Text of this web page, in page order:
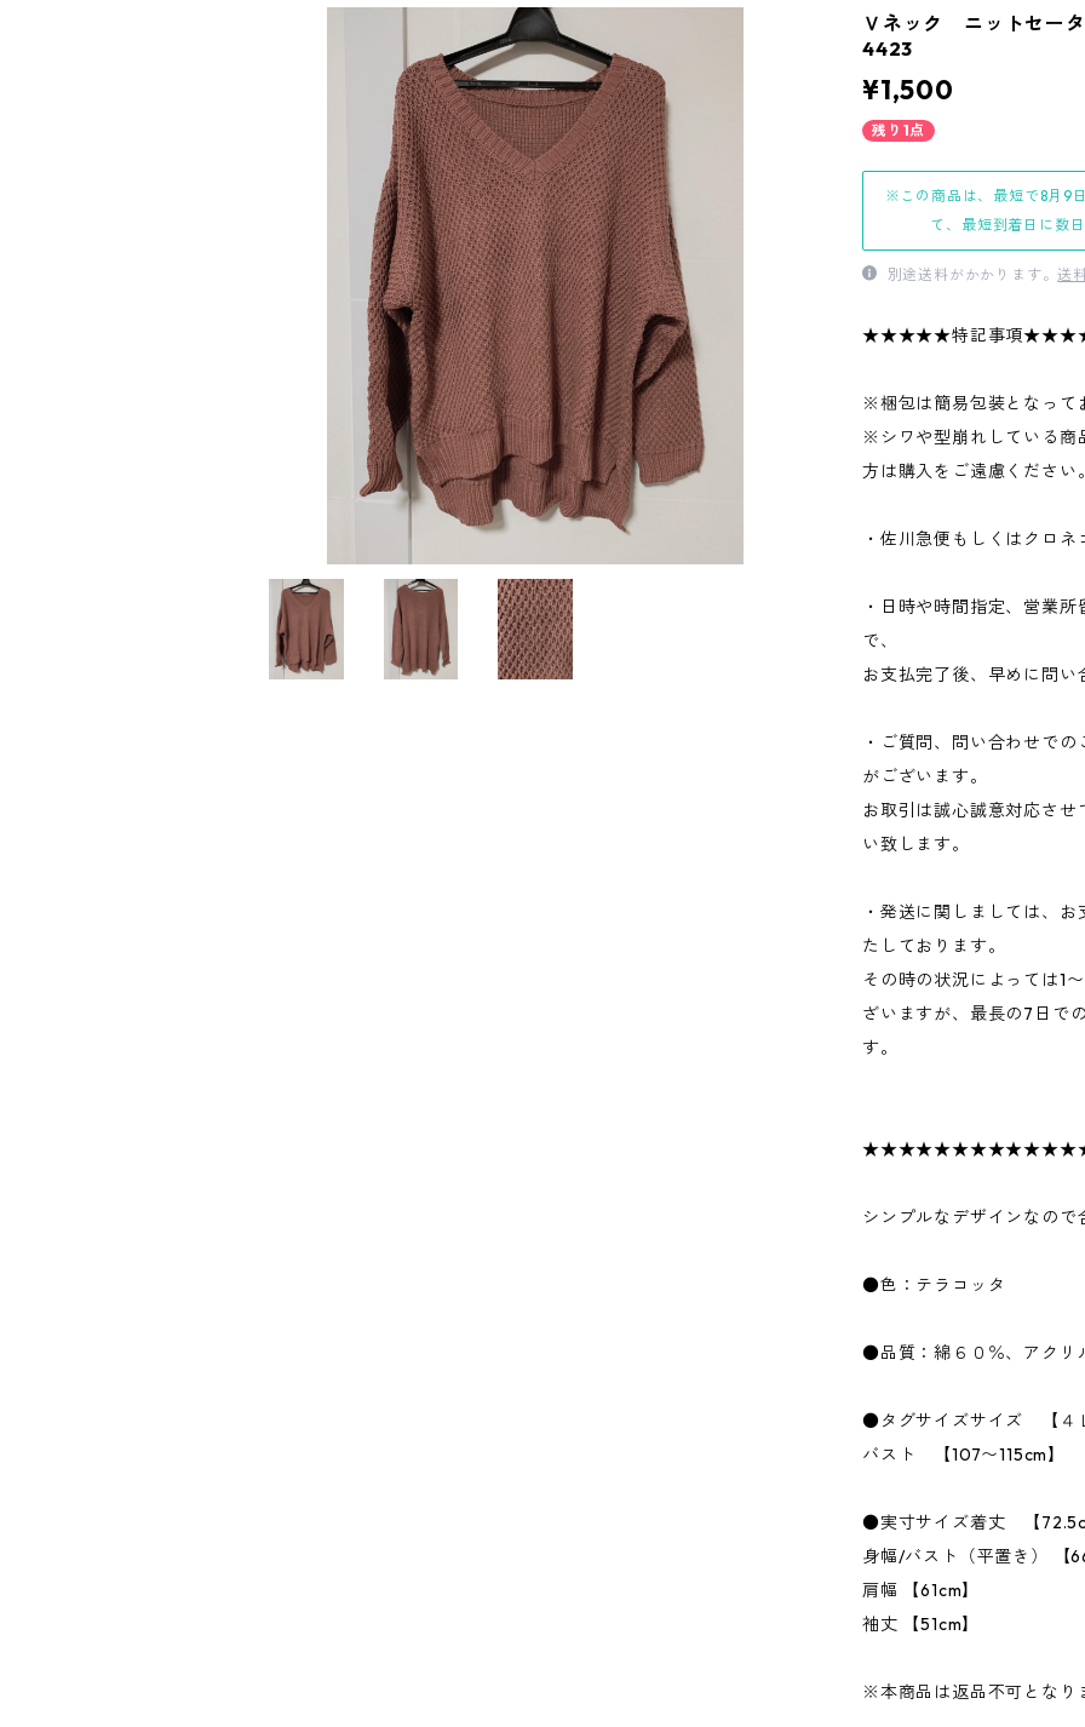
Ｖネック ニットセ
4423
¥1,500
残り1点
※この商品は、最短で8月9
て、最短到着日に数
別途送料がかかります。送
★★★★★特記事項
※梱包は簡易包装となって
※シワや型崩れしている商
方は購入をご遠慮ください。
・佐川急便もしくはクロネ
・日時や時間指定、営業
で、
お支払完了後、早めに問い
・ご質問、問い合わせで
がございます。
お取引は誠心誠意対応さ
い致します。
・発送に関しましては、
たしております。
その時の状況によっては1
ざいますが、最長の7日で
す。
シンプルなデザインなの
●色：テラコッタ
●品質：綿６０％、アクリ
●タグサイズサイズ 【４
バスト 【107〜115cm】
●実寸サイズ着丈 【
身幅/バスト（平置き） 【
肩幅 【61cm】
袖丈 【51cm】
※本商品は返品不可となり